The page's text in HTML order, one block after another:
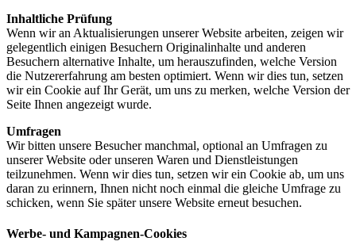
Inhaltliche Prüfung
Wenn wir an Aktualisierungen unserer Website arbeiten, zeigen wir
gelegentlich einigen Besuchern Originalinhalte und anderen
Besuchern alternative Inhalte, um herauszufinden, welche Version
die Nutzererfahrung am besten optimiert. Wenn wir dies tun, setzen
wir ein Cookie auf Ihr Gerät, um uns zu merken, welche Version der
Seite Ihnen angezeigt wurde.
Umfragen
Wir bitten unsere Besucher manchmal, optional an Umfragen zu
unserer Website oder unseren Waren und Dienstleistungen
teilzunehmen. Wenn wir dies tun, setzen wir ein Cookie ab, um uns
daran zu erinnern, Ihnen nicht noch einmal die gleiche Umfrage zu
schicken, wenn Sie später unsere Website erneut besuchen.
Werbe- und Kampagnen-Cookies